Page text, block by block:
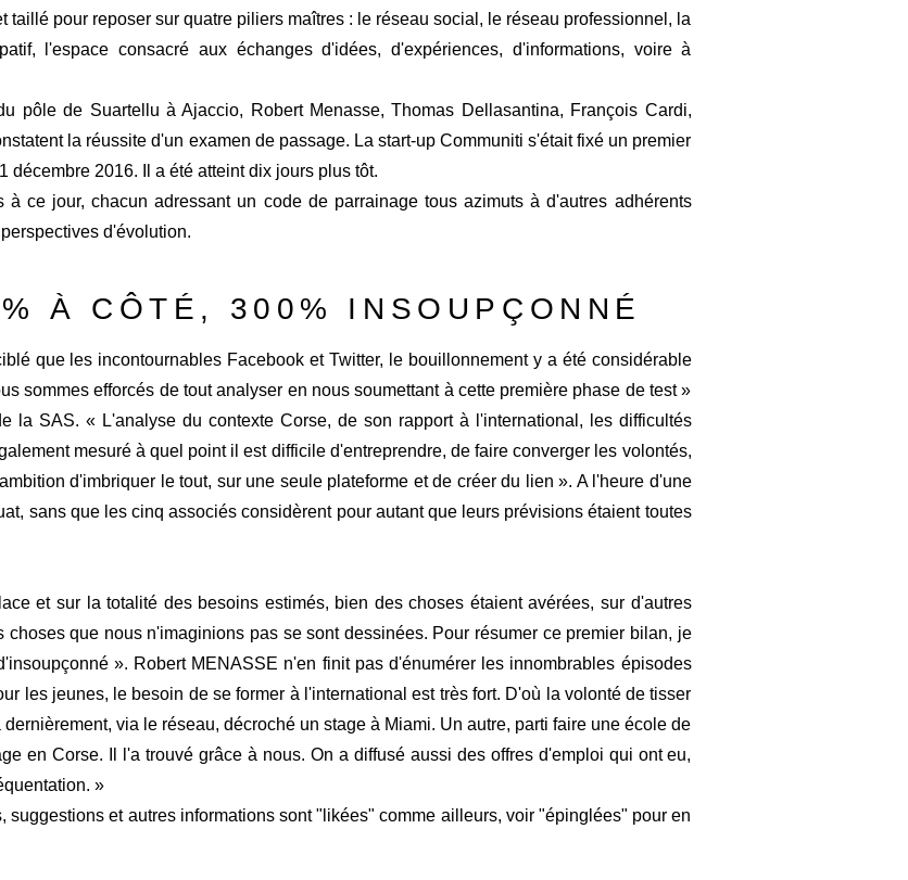
pour reposer sur quatre piliers maîtres : le réseau social, le réseau professionnel, la
l'espace consacré aux échanges d'idées, d'expériences, d'informations, voire à
pôle de Suartellu à Ajaccio, Robert Menasse, Thomas Dellasantina, François Cardi,
la réussite d'un examen de passage. La start-up Communiti s'était fixé un premier
décembre 2016. Il a été atteint dix jours plus tôt.
ce jour, chacun adressant un code de parrainage tous azimuts à d'autres adhérents
d'évolution.
À CÔTÉ, 300% INSOUPÇONNÉ
que les incontournables Facebook et Twitter, le bouillonnement y a été considérable
sommes efforcés de tout analyser en nous soumettant à cette première phase de test »
la SAS. « L'analyse du contexte Corse, de son rapport à l'international, les difficultés
mesuré à quel point il est difficile d'entreprendre, de faire converger les volontés,
d'imbriquer le tout, sur une seule plateforme et de créer du lien ». A l'heure d'une
sans que les cinq associés considèrent pour autant que leurs prévisions étaient toutes
et sur la totalité des besoins estimés, bien des choses étaient avérées, sur d'autres
que nous n'imaginions pas se sont dessinées. Pour résumer ce premier bilan, je
». Robert MENASSE n'en finit pas d'énumérer les innombrables épisodes
les jeunes, le besoin de se former à l'international est très fort. D'où la volonté de tisser
via le réseau, décroché un stage à Miami. Un autre, parti faire une école de
en Corse. Il l'a trouvé grâce à nous. On a diffusé aussi des offres d'emploi qui ont eu,
»
suggestions et autres informations sont "likées" comme ailleurs, voir "épinglées" pour en